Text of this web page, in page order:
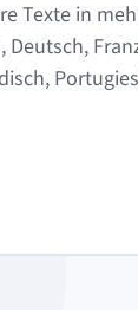
Texte in
Deutsch,